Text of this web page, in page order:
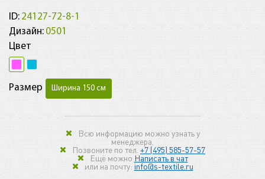
ID: 24127-72-8-1
Дизайн: 0501
Цвет
Размер Ширина 150 см
Всю информацию можно узнать у
менеджера.
Позвоните по тел. +7 (495) 585-57-57
Ещё можно Написать в чат
или на почту: info@s-textile.ru